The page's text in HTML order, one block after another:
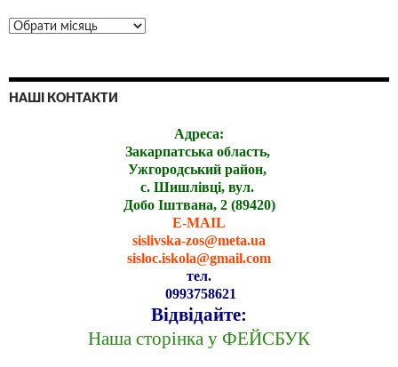
НАШІ КОНТАКТИ
Адреса:
Закарпатська область,
Ужгородський район,
с. Шишлівці, вул.
Добо Іштвана, 2 (89420)
E-MAIL
sislivska-zos@meta.ua
sisloc.iskola@gmail.com
тел.
0993758621
Відвідайте:
Наша сторінка у ФЕЙСБУК